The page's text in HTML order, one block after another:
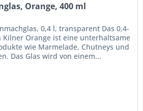
Orange, 400 ml
0,4 l, transparent Das 0,4-
Kilner Orange ist eine unterhaltsame
wie Marmelade, Chutneys und
Das Glas wird von einem...